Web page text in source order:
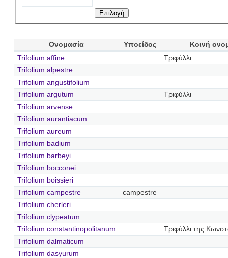
Ονομασία Υποείδος
Κοινή
Trifolium affine
Τριφύλλι
Trifolium alpestre
Trifolium angustifolium
Trifolium argutum
Τριφύλλι
Trifolium arvense
Trifolium aurantiacum
Trifolium aureum
Trifolium badium
Trifolium barbeyi
Trifolium bocconei
Trifolium boissieri
Trifolium campestre
campestre
Trifolium cherleri
Trifolium clypeatum
Trifolium constantinopolitanum
Τριφύλλι της
Trifolium dalmaticum
Trifolium dasyurum